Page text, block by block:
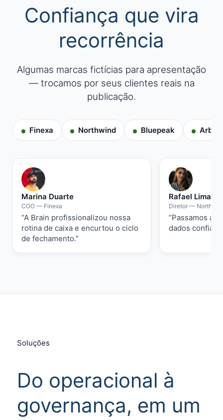
Confiança que vira
recorrência
Algumas marcas fictícias para apresentação
— trocamos por seus clientes reais na
publicação.
Finexa Northwind Bluepeak Arbo
Marina Duarte
COO — Finexa
“A Brain profissionalizou nossa
rotina de caixa e encurtou o ciclo
de fechamento.”
Rafael Lima
Diretor —
“Passamos a
dados
Soluções
Do operacional à
governança, em um